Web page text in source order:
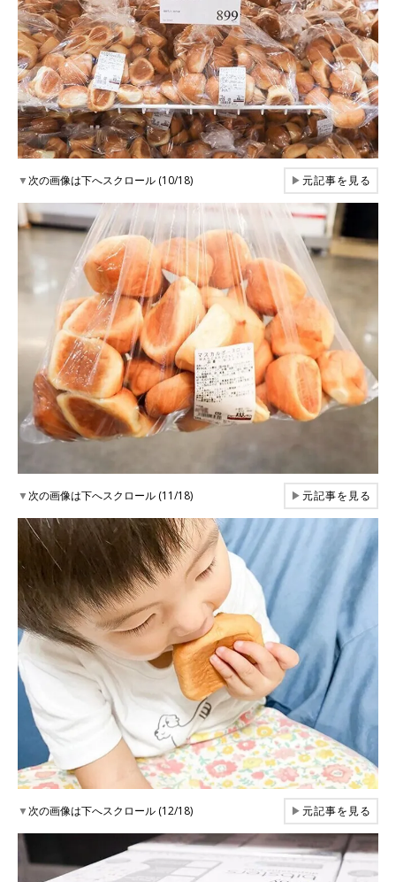
▼次の画像は下へスクロール (10/18) ▶元記事を見る
▼次の画像は下へスクロール (11/18) ▶元記事を見る
▼次の画像は下へスクロール (12/18) ▶元記事を見る